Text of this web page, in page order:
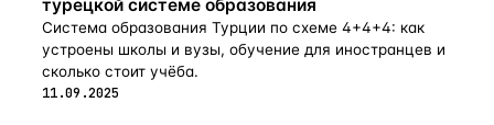
турецкой системе образования
Система образования Турции по схеме 4+4+4: как
устроены школы и вузы, обучение для иностранцев и
сколько стоит учёба.
11.09.2025